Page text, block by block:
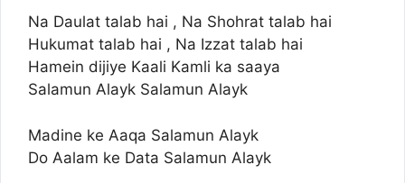
Na Daulat talab hai , Na Shohrat talab hai
Hukumat talab hai , Na Izzat talab hai
Hamein dijiye Kaali Kamli ka saaya
Salamun Alayk Salamun Alayk
Madine ke Aaqa Salamun Alayk
Do Aalam ke Data Salamun Alayk